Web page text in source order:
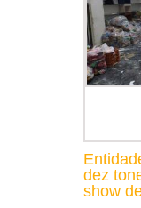
dez
show